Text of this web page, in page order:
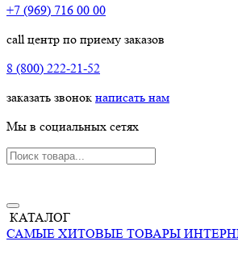
+7 (969) 716 00 00
call центр по приему заказов
8 (800) 222-21-52
заказать звонок написать нам
Мы в социальных сетях
КАТАЛОГ
САМЫЕ ХИТОВЫЕ ТОВАРЫ